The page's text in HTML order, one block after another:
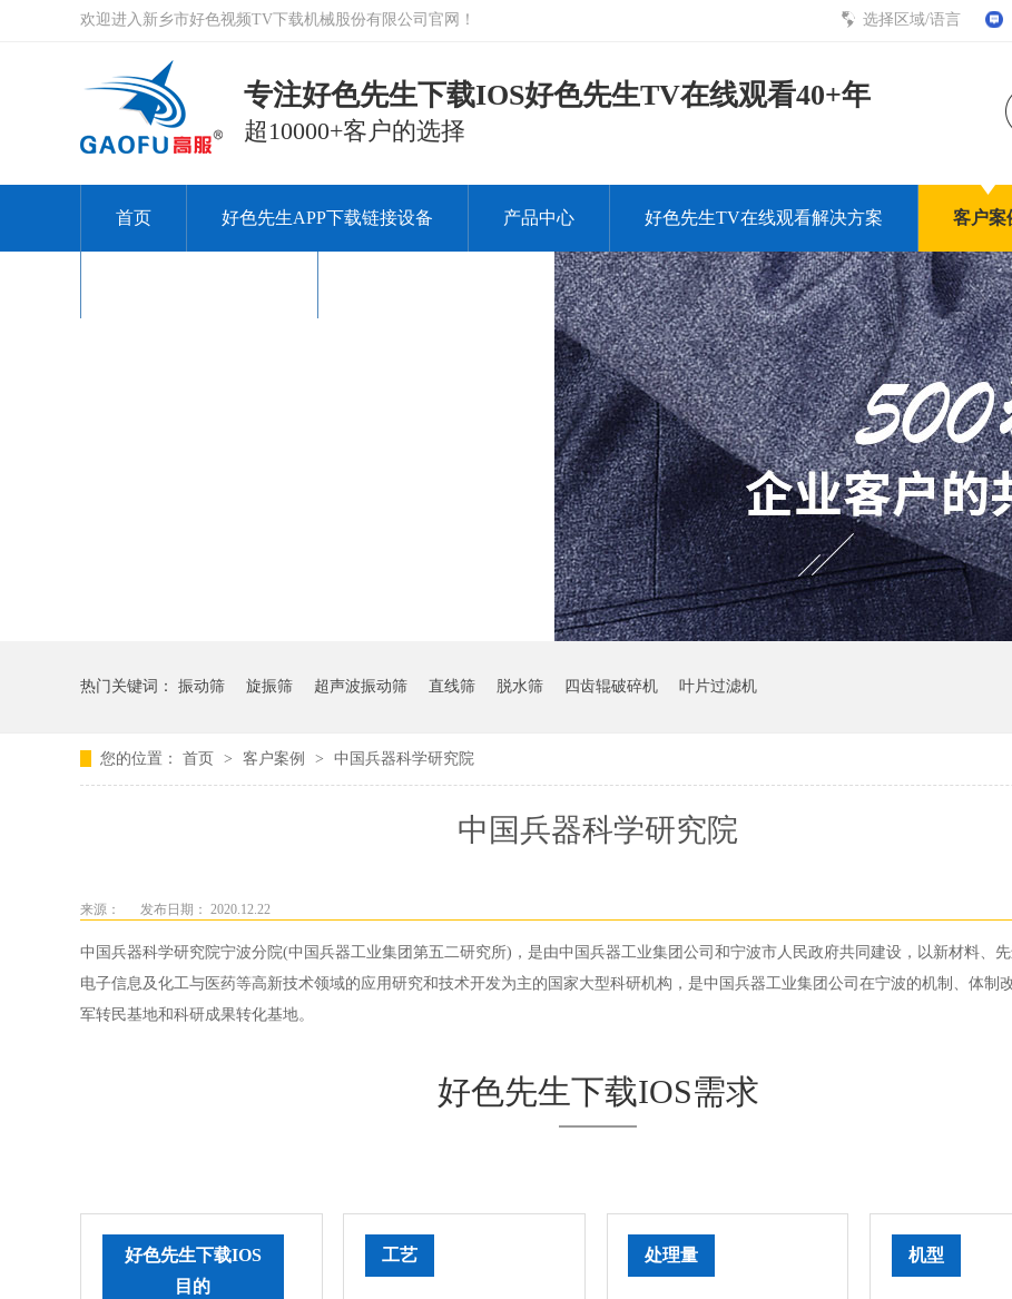
选择区域/语言
欢迎进入新乡市好色视频TV下载机械股份有限公司官网！
专注好色先生下载IOS好色先生TV在线观看40+年
超10000+客户的选择
首页 好色先生APP下载链接设备 产品中心 好色先生TV在线观看解决方案 客户案
热门关键词： 振动筛 旋振筛 超声波振动筛 直线筛 脱水筛 四齿辊破碎机 叶片过滤机
您的位置： 首页 > 客户案例 > 中国兵器科学研究院
中国兵器科学研究院
来源： 发布日期： 2020.12.22
中国兵器科学研究院宁波分院(中国兵器工业集团第五二研究所)，是由中国兵器工业集团公司和宁波市人民政府共同建设，以新材料、先
电子信息及化工与医药等高新技术领域的应用研究和技术开发为主的国家大型科研机构，是中国兵器工业集团公司在宁波的机制、体制
军转民基地和科研成果转化基地。
好色先生下载IOS需求
好色先生下载IOS
目的
工艺 处理量 机型